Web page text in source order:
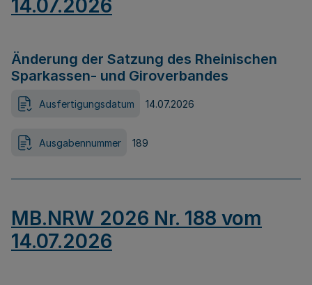
14.07.2026
Änderung der Satzung des Rheinischen
Sparkassen- und Giroverbandes
Ausfertigungsdatum 14.07.2026
Ausgabennummer 189
MB.NRW 2026 Nr. 188 vom
14.07.2026